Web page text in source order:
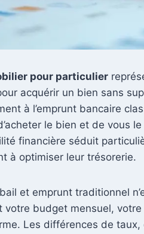
pour particulier
acquérir un bien sans
à l’emprunt bancaire
le bien et de vous
financière séduit
à optimiser leur trésorerie.
et emprunt traditionnel
votre budget mensuel,
Les différences de